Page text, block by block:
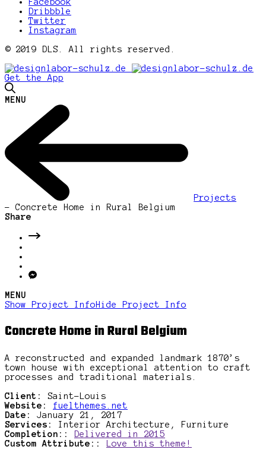
Dribbble
Twitter
Instagram
© 2019 DLS. All rights reserved.
Get the App
MENU
Projects
- Concrete Home in Rural Belgium
Share
MENU
Show Project InfoHide Project Info
Concrete Home in Rural Belgium
A reconstructed and expanded landmark 1870’s
town house with exceptional attention to craft
processes and traditional materials.
Client:
Saint-Louis
Website:
fuelthemes.net
Date:
January 21, 2017
Services:
Interior Architecture, Furniture
Completion::
Delivered in 2015
Custom Attribute::
Love this theme!